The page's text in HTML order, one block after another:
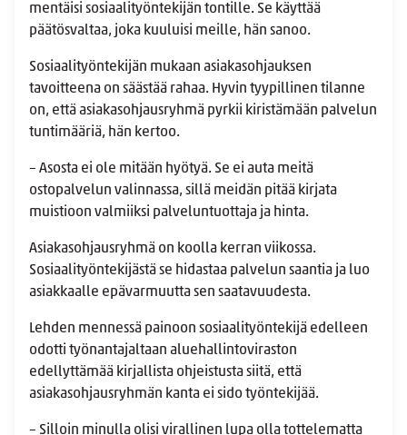
mentäisi sosiaalityöntekijän tontille. Se käyttää
päätösvaltaa, joka kuuluisi meille, hän sanoo.
Sosiaalityöntekijän mukaan asiakasohjauksen
tavoitteena on säästää rahaa. Hyvin tyypillinen tilanne
on, että asiakasohjausryhmä pyrkii kiristämään palvelun
tuntimääriä, hän kertoo.
– Asosta ei ole mitään hyötyä. Se ei auta meitä
ostopalvelun valinnassa, sillä meidän pitää kirjata
muistioon valmiiksi palveluntuottaja ja hinta.
Asiakasohjausryhmä on koolla kerran viikossa.
Sosiaalityöntekijästä se hidastaa palvelun saantia ja luo
asiakkaalle epävarmuutta sen saatavuudesta.
Lehden mennessä painoon sosiaalityöntekijä edelleen
odotti työnantajaltaan aluehallintoviraston
edellyttämää kirjallista ohjeistusta siitä, että
asiakasohjausryhmän kanta ei sido työntekijää.
– Silloin minulla olisi virallinen lupa olla tottelematta